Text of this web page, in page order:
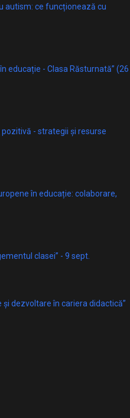
autism: ce funcționează cu
educație - Clasa Răsturnată” (26
- strategii și resurse
în educație: colaborare,
clasei” - 9 sept.
dezvoltare în cariera didactică”